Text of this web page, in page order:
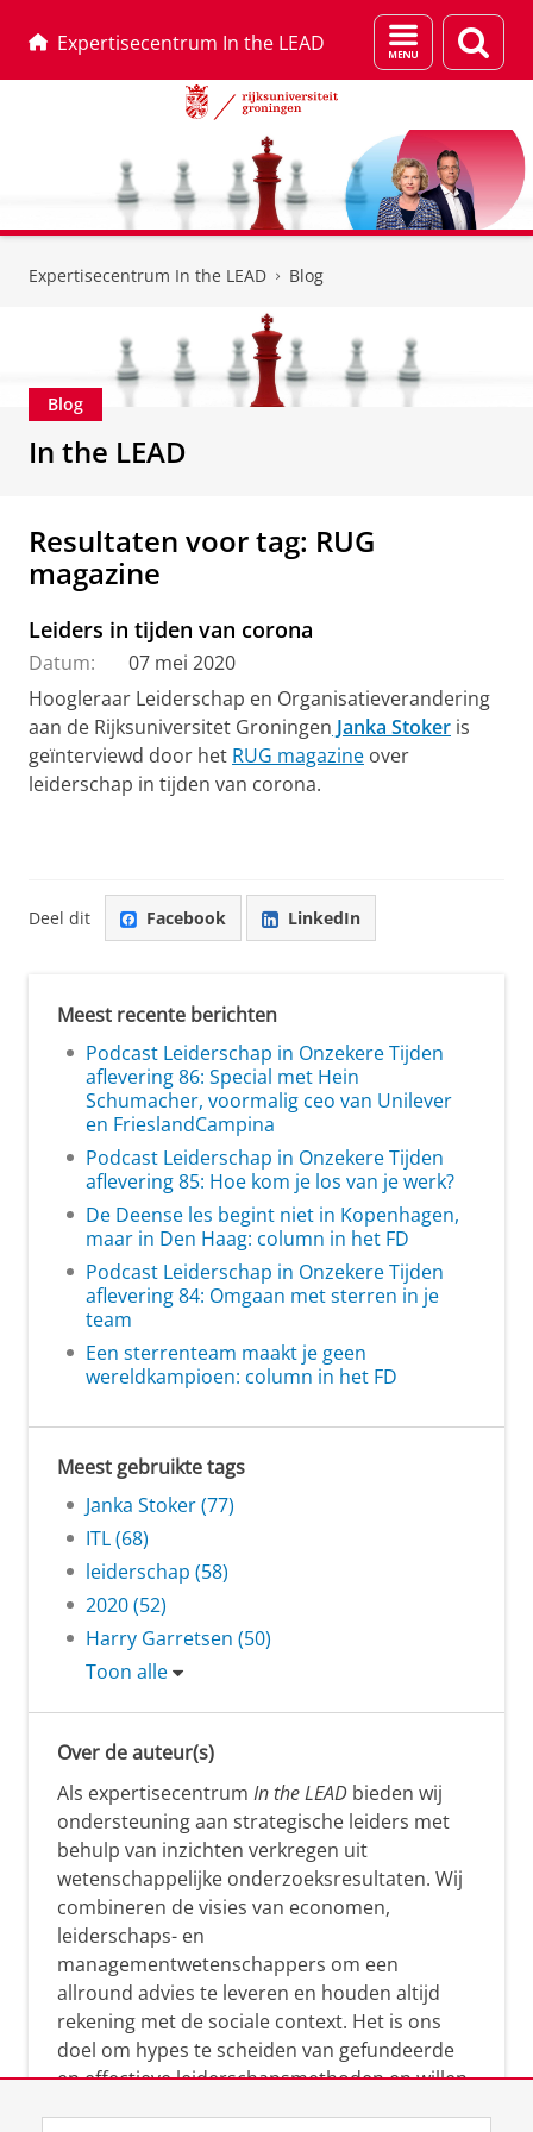
Expertisecentrum In the LEAD
Menu
en
Expertisecentrum In the LEAD Blog
Blog
In the LEAD
Resultaten voor tag: RUG
magazine
Leiders in tijden van corona
Datum:
07 mei 2020
Hoogleraar Leiderschap en Organisatieverandering
aan de Rijksuniversitet Groningen Janka Stoker is
geïnterviewd door het RUG magazine over
leiderschap in tijden van corona.
Deel dit Facebook LinkedIn
Meest recente berichten
Podcast Leiderschap in Onzekere Tijden
aflevering 86: Special met Hein
Schumacher, voormalig ceo van Unilever
en FrieslandCampina
Podcast Leiderschap in Onzekere Tijden
aflevering 85: Hoe kom je los van je werk?
De Deense les begint niet in Kopenhagen,
maar in Den Haag: column in het FD
Podcast Leiderschap in Onzekere Tijden
aflevering 84: Omgaan met sterren in je
team
Een sterrenteam maakt je geen
wereldkampioen: column in het FD
Meest gebruikte tags
Janka Stoker (77)
ITL (68)
leiderschap (58)
2020 (52)
Harry Garretsen (50)
Toon alle
Over de auteur(s)
Als expertisecentrum In the LEAD bieden wij
ondersteuning aan strategische leiders met
behulp van inzichten verkregen uit
wetenschappelijke onderzoeksresultaten. Wij
combineren de visies van economen,
leiderschaps- en
managementwetenschappers om een
allround advies te leveren en houden altijd
rekening met de sociale context. Het is ons
doel om hypes te scheiden van gefundeerde
en effectieve leiderschapsmethoden en willen